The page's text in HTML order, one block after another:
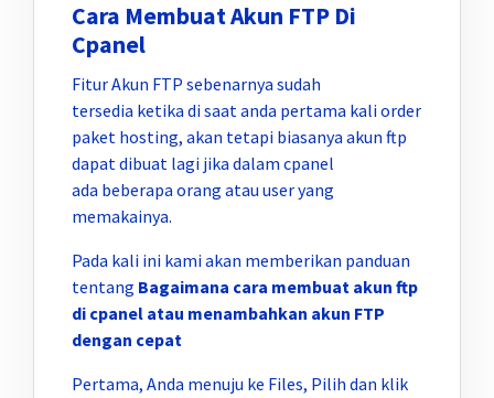
Cara Membuat Akun FTP Di
Cpanel
Fitur Akun FTP sebenarnya sudah
tersedia ketika di saat anda pertama kali order
paket hosting, akan tetapi biasanya akun ftp
dapat dibuat lagi jika dalam cpanel
ada beberapa orang atau user yang
memakainya.
Pada kali ini kami akan memberikan panduan
tentang Bagaimana cara membuat akun ftp
di cpanel atau menambahkan akun FTP
dengan cepat
Pertama, Anda menuju ke Files, Pilih dan klik